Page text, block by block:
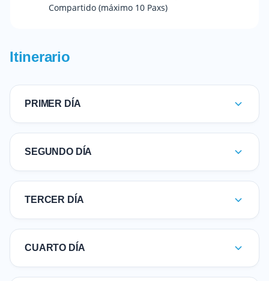
Compartido (máximo 10 Paxs)
Itinerario
PRIMER DÍA
SEGUNDO DÍA
TERCER DÍA
CUARTO DÍA